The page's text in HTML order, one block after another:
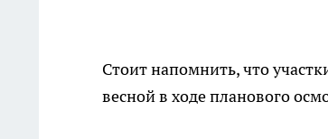
Стоит напомнить, что
весной в ходе планового